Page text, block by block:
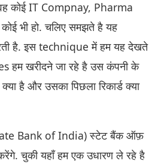
कोई IT Compnay, Pharma
भी हो. चलिए समझते है यह
है. इस technique में हम यह देखते
हम खरीदने जा रहे है उस कंपनी के
है और उसका पिछला रिकार्ड क्या
Bank of India) स्टेट बैंक ऑफ़
चुकी यहाँ हम एक उधारण ले रहे है